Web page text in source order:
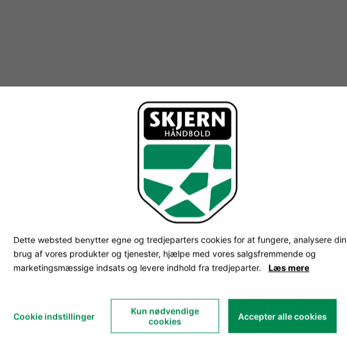
Dette websted benytter egne og tredjeparters cookies for at fungere, analysere din
brug af vores produkter og tjenester, hjælpe med vores salgsfremmende og
marketingsmæssige indsats og levere indhold fra tredjeparter. Læs mere
Cookie indstillinger
Kun nødvendige
cookies
Accepter alle cookies